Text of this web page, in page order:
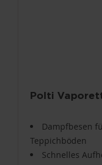
Polti
Dampfbesen
Teppichböden
Schnelles